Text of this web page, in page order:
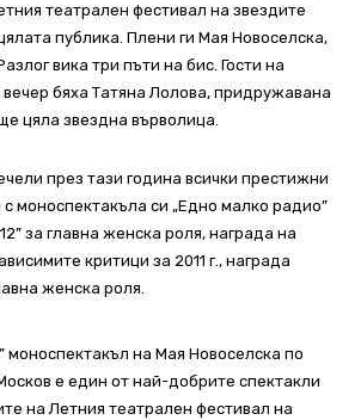
театрален фестивал на звездите
публика. Плени ги Мая Новоселска,
вика три пъти на бис. Гости на
бяха Татяна Лолова, придружавана
цяла звездна върволица.
през тази година всички престижни
моноспектакъла си „Едно малко радио”
за главна женска роля, награда на
критици за 2011 г., награда
женска роля.
моноспектакъл на Мая Новоселска по
е един от най-добрите спектакли
на Летния театрален фестивал на